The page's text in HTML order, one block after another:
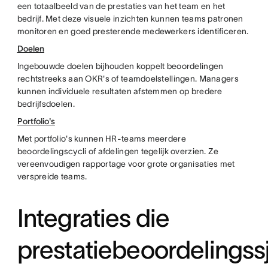
een totaalbeeld van de prestaties van het team en het
bedrijf. Met deze visuele inzichten kunnen teams patronen
monitoren en goed presterende medewerkers identificeren.
Doelen
Ingebouwde doelen bijhouden koppelt beoordelingen
rechtstreeks aan OKR's of teamdoelstellingen. Managers
kunnen individuele resultaten afstemmen op bredere
bedrijfsdoelen.
Portfolio's
Met portfolio's kunnen HR-teams meerdere
beoordelingscycli of afdelingen tegelijk overzien. Ze
vereenvoudigen rapportage voor grote organisaties met
verspreide teams.
Integraties die